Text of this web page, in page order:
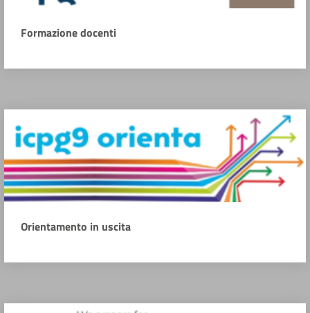
Formazione docenti
Orientamento in uscita